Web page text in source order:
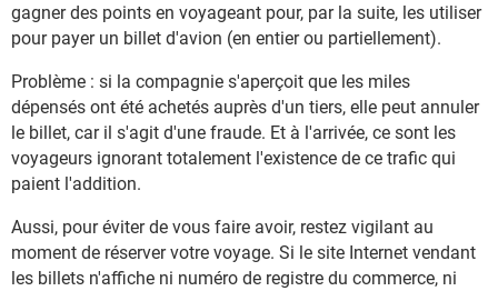
gagner des points en voyageant pour, par la suite, les utiliser
pour payer un billet d'avion (en entier ou partiellement).
Problème : si la compagnie s'aperçoit que les miles
dépensés ont été achetés auprès d'un tiers, elle peut annuler
le billet, car il s'agit d'une fraude. Et à l'arrivée, ce sont les
voyageurs ignorant totalement l'existence de ce trafic qui
paient l'addition.
Aussi, pour éviter de vous faire avoir, restez vigilant au
moment de réserver votre voyage. Si le site Internet vendant
les billets n'affiche ni numéro de registre du commerce, ni